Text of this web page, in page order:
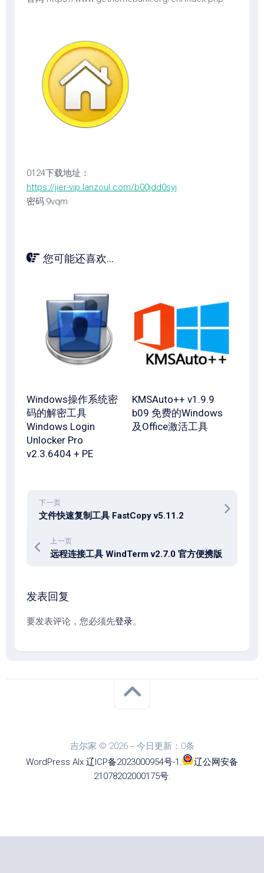
0124下载地址：
https://jier-vip.lanzoul.com/b00jdd0syj
密码:9vqm
您可能还喜欢...
Windows操作系统密
码的解密工具
Windows Login
Unlocker Pro
v2.3.6404 + PE
KMSAuto++ v1.9.9
b09 免费的Windows
及Office激活工具
下一页
文件快速复制工具 FastCopy v5.11.2
上一页
远程连接工具 WindTerm v2.7.0 官方便携版
发表回复
要发表评论，您必须先登录。
吉尔家 © 2026－今日更新：0条
WordPress Alx.辽ICP备2023000954号-1 .
辽公网安备
21078202000175号.